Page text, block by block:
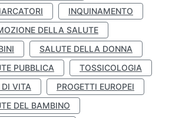
INQUINAMENTO
DELLA SALUTE
SALUTE DELLA DONNA
PUBBLICA
TOSSICOLOGIA
VITA
PROGETTI EUROPEI
DEL BAMBINO